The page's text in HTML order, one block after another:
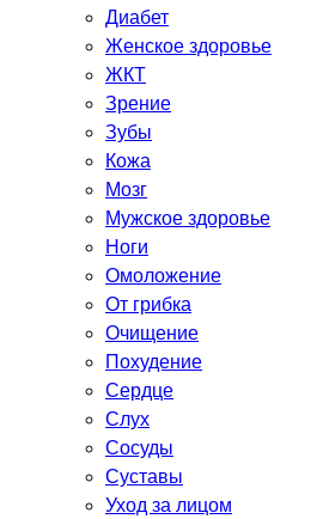
Диабет
Женское здоровье
ЖКТ
Зрение
Зубы
Кожа
Мозг
Мужское здоровье
Ноги
Омоложение
От грибка
Очищение
Похудение
Сердце
Слух
Сосуды
Суставы
Уход за лицом